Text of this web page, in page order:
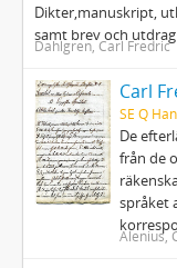
Dikter,manuskript,
samt brev och
Dahlgren, Carl Fredric
Carl
SE Q
De
från de
språket
Alenius,